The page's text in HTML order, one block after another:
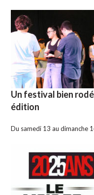
Un festival bien
édition
Du samedi 13 au dimanche